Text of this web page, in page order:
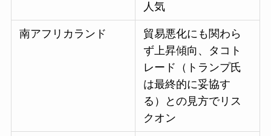
人気
南アフリカランド
貿易悪化にも関わら
ず上昇傾向、タコト
レード（トランプ氏
は最終的に妥協す
る）との見方でリス
クオン